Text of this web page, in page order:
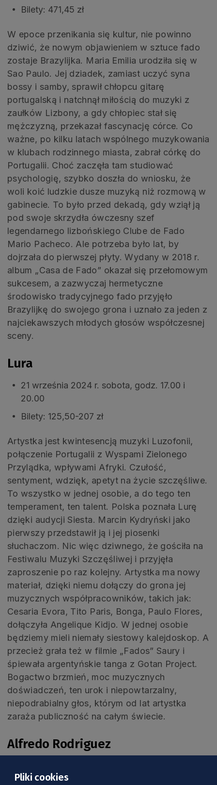
Bilety: 471,45 zł
W epoce przenikania się kultur, nie powinno
dziwić, że nowym objawieniem w sztuce fado
zostaje Brazylijka. Maria Emilia urodziła się w
Sao Paulo. Jej dziadek, zamiast uczyć syna
bossy i samby, sprawił chłopcu gitarę
portugalską i natchnął miłością do muzyki z
zaułków Lizbony, a gdy chłopiec stał się
mężczyzną, przekazał fascynację córce. Co
ważne, po kilku latach wspólnego muzykowania
w klubach rodzinnego miasta, zabrał córkę do
Portugalii. Choć zaczęła tam studiować
psychologię, szybko doszła do wniosku, że
woli koić ludzkie dusze muzyką niż rozmową w
gabinecie. To było przed dekadą, gdy wziął ją
pod swoje skrzydła ówczesny szef
legendarnego lizbońskiego Clube de Fado
Mario Pacheco. Ale potrzeba było lat, by
dojrzała do pierwszej płyty. Wydany w 2018 r.
album „Casa de Fado” okazał się przełomowym
sukcesem, a zazwyczaj hermetyczne
środowisko tradycyjnego fado przyjęło
Brazylijkę do swojego grona i uznało za jeden z
najciekawszych młodych głosów współczesnej
sceny.
Lura
21 września 2024 r. sobota, godz. 17.00 i
20.00
Bilety: 125,50-207 zł
Artystka jest kwintesencją muzyki Luzofonii,
połączenie Portugalii z Wyspami Zielonego
Przylądka, wpływami Afryki. Czułość,
sentyment, wdzięk, apetyt na życie szczęśliwe.
To wszystko w jednej osobie, a do tego ten
temperament, ten talent. Polska poznała Lurę
dzięki audycji Siesta. Marcin Kydryński jako
pierwszy przedstawił ją i jej piosenki
słuchaczom. Nic więc dziwnego, że gościła na
Festiwalu Muzyki Szczęśliwej i przyjęła
zaproszenie po raz kolejny. Artystka ma nowy
materiał, dzięki niemu dołączy do grona jej
muzycznych współpracowników, takich jak:
Cesaria Evora, Tito Paris, Bonga, Paulo Flores,
dołączyła Angelique Kidjo. W jednej osobie
będziemy mieli niemały siestowy kalejdoskop. A
przecież grała też w filmie „Fados” Saury i
śpiewała argentyńskie tanga z Gotan Project.
Bogactwo brzmień, moc muzycznych
doświadczeń, ten urok i niepowtarzalny,
niepodrabialny głos, którym od lat artystka
zaraża publiczność na całym świecie.
Alfredo Rodriguez
20.00
Pliki cookies